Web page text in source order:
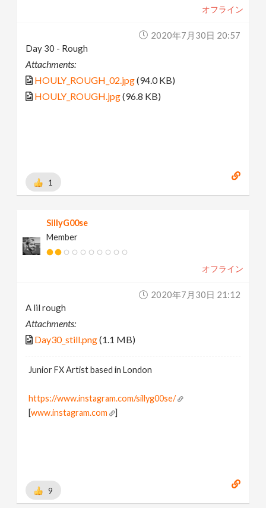
オフライン
2020年7月30日 20:57
Day 30 - Rough
Attachments:
HOULY_ROUGH_02.jpg(94.0 KB)
HOULY_ROUGH.jpg(96.8 KB)
1
SillyG00se
Member
オフライン
2020年7月30日 21:12
A lil rough
Attachments:
Day30_still.png(1.1 MB)
Junior FX Artist based in London
https://www.instagram.com/sillyg00se/
[www.instagram.com ]
9